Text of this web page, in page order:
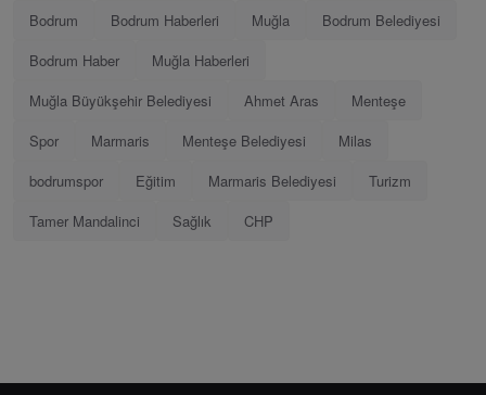
Bodrum Bodrum Haberleri Muğla
Bodrum Belediyesi
Bodrum Haber
Muğla Haberleri
Muğla Büyükşehir Belediyesi
Ahmet Aras
Menteşe
Spor
Marmaris Menteşe Belediyesi
Milas
bodrumspor
Eğitim Marmaris Belediyesi
Turizm
Tamer Mandalinci
Sağlık CHP